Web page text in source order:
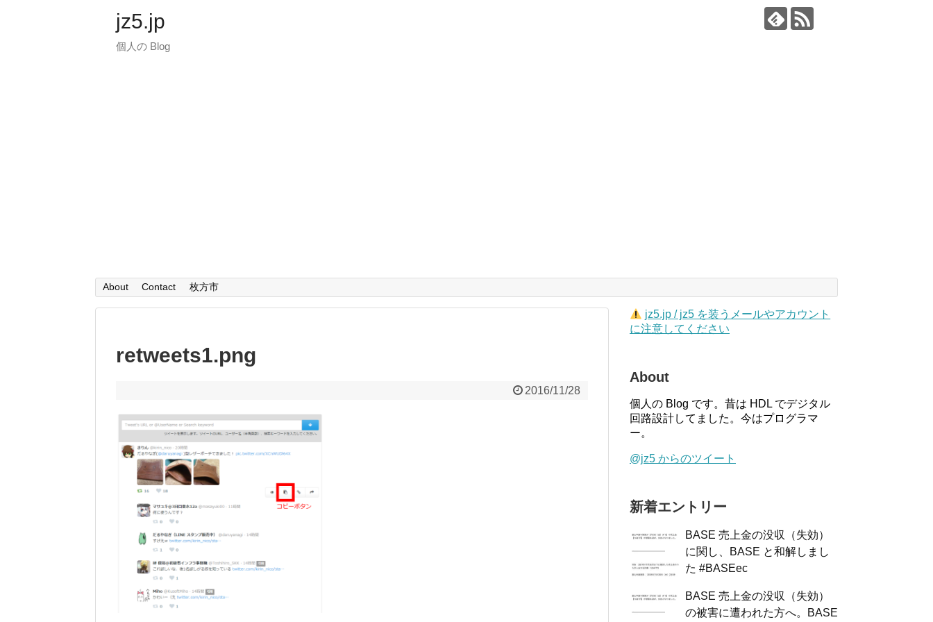
jz5.jp
個人の Blog
About Contact 枚方市
retweets1.png
2016/11/28
jz5.jp / jz5 を装うメールやアカウント
に注意してください
About
個人の Blog です。昔は HDL でデジタル
回路設計してました。今はプログラマ
ー。
@jz5 からのツイート
新着エントリー
BASE 売上金の没収（失効）
に関し、BASE と和解しまし
た #BASEec
BASE 売上金の没収（失効）
の被害に遭われた方へ。BASE